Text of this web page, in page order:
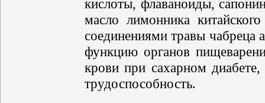
кислоты, флаваноиды,
масло лимонника
соединениями травы
функцию органов
крови при сахарном
трудоспособность.